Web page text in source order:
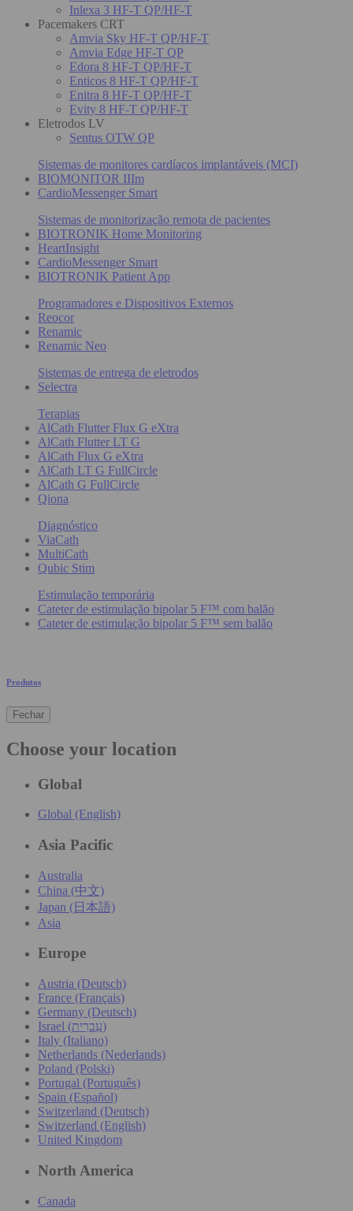
Inlexa 3 HF-T QP/HF-T
Pacemakers CRT
Amvia Sky HF-T QP/HF-T
Amvia Edge HF-T QP
Edora 8 HF-T QP/HF-T
Enticos 8 HF-T QP/HF-T
Enitra 8 HF-T QP/HF-T
Evity 8 HF-T QP/HF-T
Eletrodos LV
Sentus OTW QP
Sistemas de monitores cardíacos implantáveis (MCI)
BIOMONITOR IIIm
CardioMessenger Smart
Sistemas de monitorização remota de pacientes
BIOTRONIK Home Monitoring
HeartInsight
CardioMessenger Smart
BIOTRONIK Patient App
Programadores e Dispositivos Externos
Reocor
Renamic
Renamic Neo
Sistemas de entrega de eletrodos
Selectra
Terapias
AlCath Flutter Flux G eXtra
AlCath Flutter LT G
AlCath Flux G eXtra
AlCath LT G FullCircle
AlCath G FullCircle
Qiona
Diagnóstico
ViaCath
MultiCath
Qubic Stim
Estimulação temporária
Cateter de estimulação bipolar 5 F™ com balão
Cateter de estimulação bipolar 5 F™ sem balão
Produtos
Fechar
Choose your location
Global
Global (English)
Asia Pacific
Australia
China (中文)
Japan (日本語)
Asia
Europe
Austria (Deutsch)
France (Français)
Germany (Deutsch)
Israel (עִברִית)
Italy (Italiano)
Netherlands (Nederlands)
Poland (Polski)
Portugal (Português)
Spain (Español)
Switzerland (Deutsch)
Switzerland (English)
United Kingdom
North America
Canada